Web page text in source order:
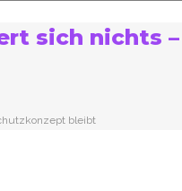
sich nichts
bleibt